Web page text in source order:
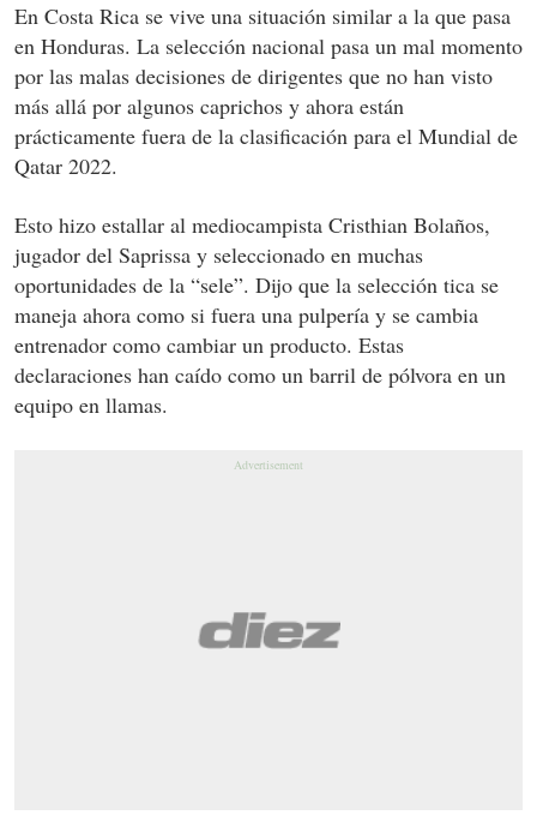
En Costa Rica se vive una situación similar a la que pasa
en Honduras. La selección nacional pasa un mal momento
por las malas decisiones de dirigentes que no han visto
más allá por algunos caprichos y ahora están
prácticamente fuera de la clasificación para el Mundial de
Qatar 2022.
Esto hizo estallar al mediocampista Cristhian Bolaños,
jugador del Saprissa y seleccionado en muchas
oportunidades de la “sele”. Dijo que la selección tica se
maneja ahora como si fuera una pulpería y se cambia
entrenador como cambiar un producto. Estas
declaraciones han caído como un barril de pólvora en un
equipo en llamas.